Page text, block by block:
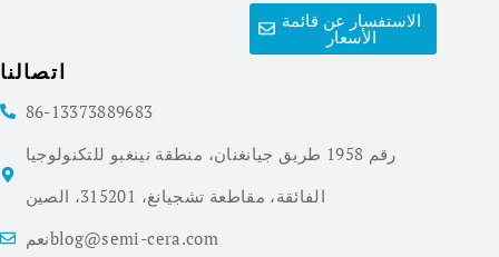
الاستفسار عن قائمة
الأسعار
اتصالنا
86-13373889683
رقم 1958 طريق جيانغنان، منطقة نينغبو للتكنولوجيا
الفائقة، مقاطعة تشجيانغ، 315201، الصين
نعمblog@semi-cera.com